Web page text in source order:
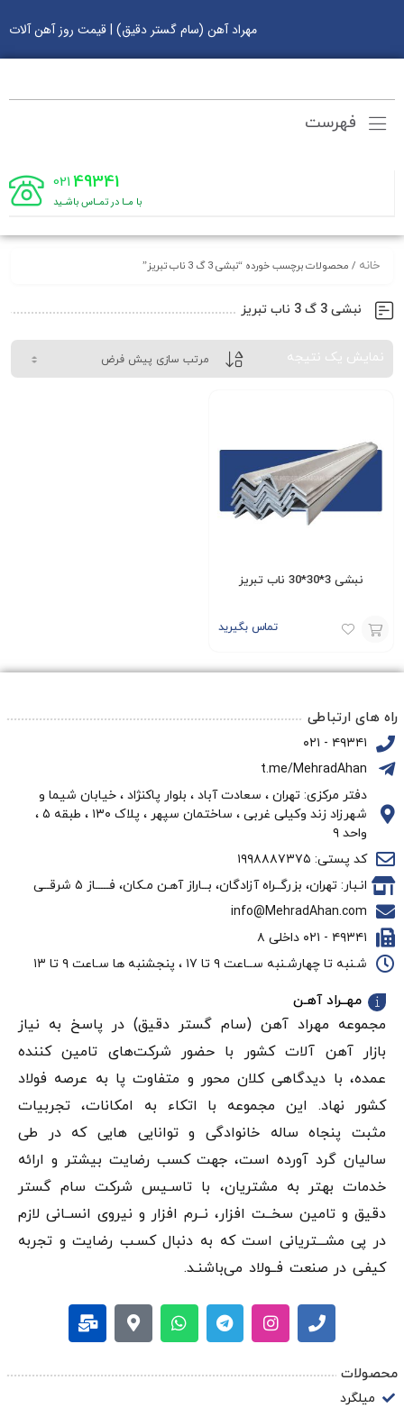
مهراد آهن (سام گستر دقیق) | قیمت روز آهن آلات
فهرست
49341
021
با مـا در تمـاس باشـید
خانه / محصولات برچسب خورده “نبشی 3 گ 3 ناب تبریز”
نبشی 3 گ 3 ناب تبریز
نمایش یک نتیجه
نبشی 3*30*30 ناب تبریز
تماس بگیرید
سبد
راه های ارتباطی
۴۹۳۴۱ - ۰۲۱
t.me/MehradAhan
دفتر مرکزی: تهران ، سعادت آباد ، بلوار پاکنژاد ، خیابان شیما و
شهرزاد زند وکیلی غربی ، ساختمان سپهر ، پلاک ۱۳۰ ، طبقه ۵ ،
واحد ۹
کد پستی: ۱۹۹۸۸۸۷۳۷۵
انـبار: تهران، بزرگــراه آزادگان، بــاراز آهـن مـکان، فـــــاز ۵ شرقــی
info@MehradAhan.com
۴۹۳۴۱ - ۰۲۱ داخلی ۸
شـنبه تا چهارشـنبه ســاعت ۹ تا ۱۷ ، پنجشنبه ها سـاعت ۹ تا ۱۳
مهــراد آهـن
مجموعه مهراد آهن (سام گستر دقيق) در پاسخ به نیاز
بازار آهن‌ آلات کشور با حضور شرکت‌های تامین کننده
عمده، با دیدگاهی کلان محور و متفاوت پا به عرصه فولاد
کشور نهاد. این مجموعه با اتکاء به امکانات، تجربیات
مثبت پنجاه ساله خانوادگی و توانایی هایی که در طی
سالیان گرد آورده است، جهت کسب رضایت بیشتر و ارائه
خدمات بهتر به مشتریان، با تاسـیس شرکت سام گستر
دقيق و تامین سخــت افزار، نــرم افزار و نیروی انســانی لازم
در پی مشـــتریانی است که به دنبال کسـب رضایت و تجربه
کیفی در صنعت فــولاد می‌باشنـد.
محصولات
میلگرد